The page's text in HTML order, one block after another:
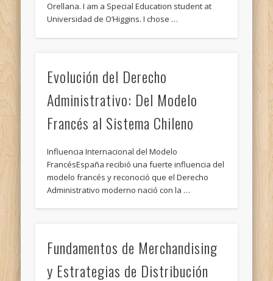
Orellana. I am a Special Education student at
Universidad de O’Higgins. I chose …
Evolución del Derecho
Administrativo: Del Modelo
Francés al Sistema Chileno
Influencia Internacional del Modelo
FrancésEspaña recibió una fuerte influencia del
modelo francés y reconoció que el Derecho
Administrativo moderno nació con la …
Fundamentos de Merchandising
y Estrategias de Distribución